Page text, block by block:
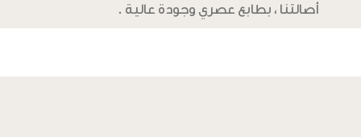
أصالتنا ، بطابع عصري وجودة عالية .